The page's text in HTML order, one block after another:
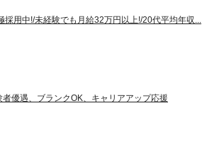
採用中!/未経験でも月給32万円以上!/20代平均年収...
者優遇、ブランクOK、キャリアアップ応援